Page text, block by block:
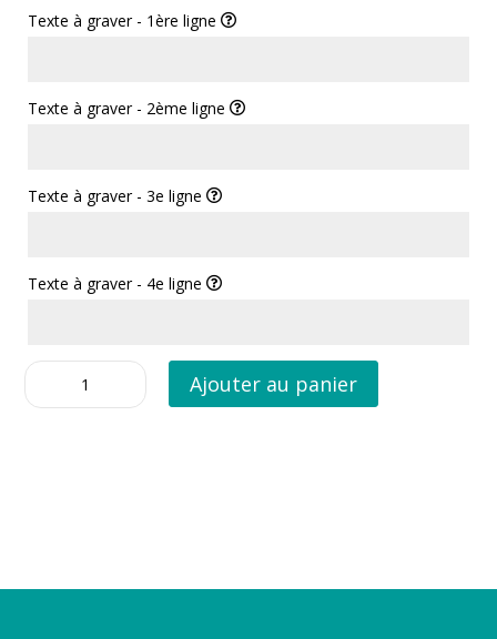
Texte à graver - 1ère ligne
Texte à graver - 2ème ligne
Texte à graver - 3e ligne
Texte à graver - 4e ligne
quantité
de
Ajouter au panier